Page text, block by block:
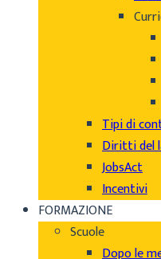
Tipi di
Diritti del
JobsAct
Incentivi
FORMAZIONE
Scuole
Dopo le